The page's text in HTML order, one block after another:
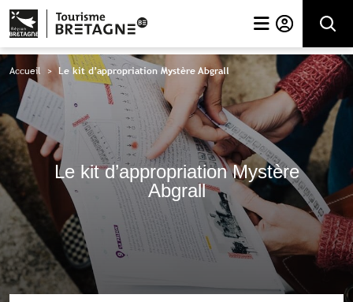
Rechercher
Accueil >Le kit d’appropriation Mystère Abgrall
Le kit d’appropriation Mystère
Abgrall